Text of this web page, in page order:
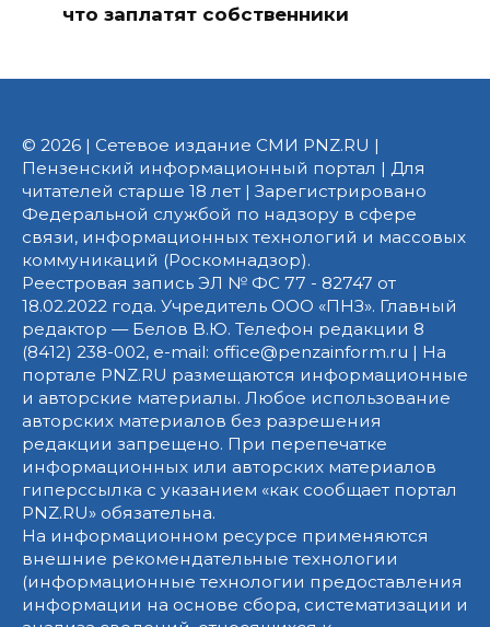
что заплатят собственники
© 2026 | Сетевое издание СМИ PNZ.RU |
Пензенский информационный портал | Для
читателей старше 18 лет | Зарегистрировано
Федеральной службой по надзору в сфере
связи, информационных технологий и массовых
коммуникаций (Роскомнадзор).
Реестровая запись ЭЛ № ФС 77 - 82747 от
18.02.2022 года. Учредитель ООО «ПНЗ». Главный
редактор — Белов В.Ю. Телефон редакции 8
(8412) 238-002, e-mail: office@penzainform.ru | На
портале PNZ.RU размещаются информационные
и авторские материалы. Любое использование
авторских материалов без разрешения
редакции запрещено. При перепечатке
информационных или авторских материалов
гиперссылка с указанием «как сообщает портал
PNZ.RU» обязательна.
На информационном ресурсе применяются
внешние рекомендательные технологии
(информационные технологии предоставления
информации на основе сбора, систематизации и